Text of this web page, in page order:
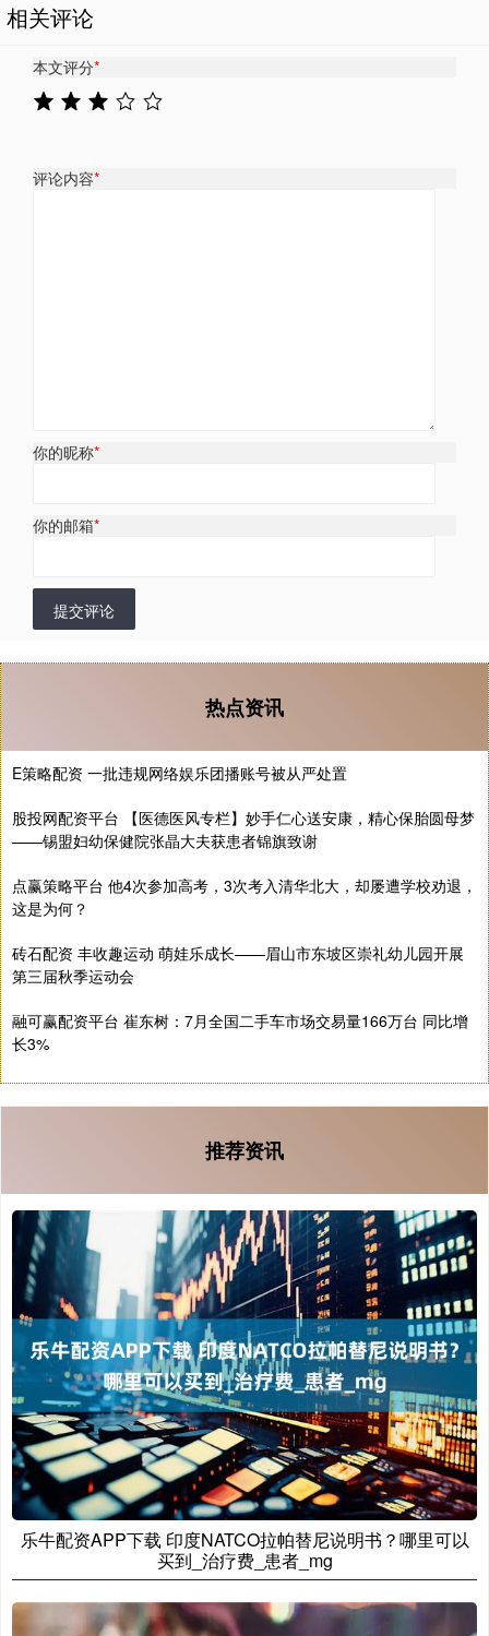
相关评论
本文评分*
评论内容*
你的昵称*
你的邮箱*
提交评论
热点资讯
E策略配资 一批违规网络娱乐团播账号被从严处置
股投网配资平台 【医德医风专栏】妙手仁心送安康，精心保胎圆母梦
——锡盟妇幼保健院张晶大夫获患者锦旗致谢
点赢策略平台 他4次参加高考，3次考入清华北大，却屡遭学校劝退，
这是为何？
砖石配资 丰收趣运动 萌娃乐成长——眉山市东坡区崇礼幼儿园开展
第三届秋季运动会
融可赢配资平台 崔东树：7月全国二手车市场交易量166万台 同比增
长3%
推荐资讯
乐牛配资APP下载 印度NATCO拉帕替尼说明书？哪里可以
买到_治疗费_患者_mg